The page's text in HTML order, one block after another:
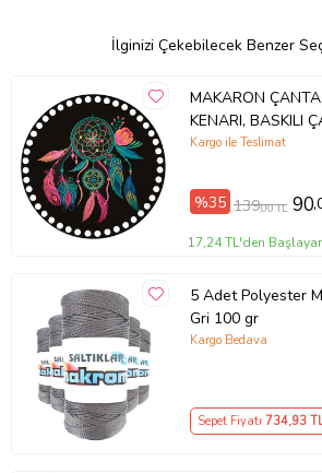
İlginizi Çekebilecek Benzer
MAKARON
KENARI, BASKILI
PLAKASI (2 ADET)
Kargo ile Teslimat
%35 139,00 TL 90
17,24 TL'den
5 Adet Polyester
Gri 100 gr
Kargo Bedava
Sepet Fiyatı 734,93